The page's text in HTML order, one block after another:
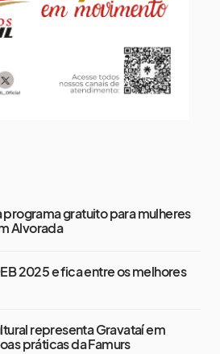
programa gratuito para mulheres
Alvorada
2025 e fica entre os melhores
representa Gravataí em
práticas da Famurs